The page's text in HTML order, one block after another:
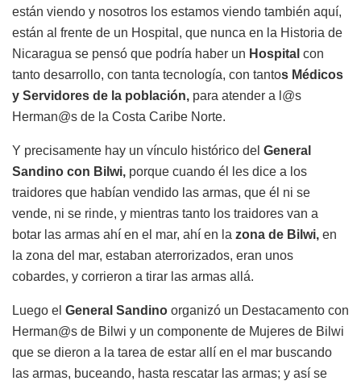
están viendo y nosotros los estamos viendo también aquí,
están al frente de un Hospital, que nunca en la Historia de
Nicaragua se pensó que podría haber un Hospital con
tanto desarrollo, con tanta tecnología, con tantos Médicos
y Servidores de la población, para atender a l@s
Herman@s de la Costa Caribe Norte.
Y precisamente hay un vínculo histórico del General
Sandino con Bilwi, porque cuando él les dice a los
traidores que habían vendido las armas, que él ni se
vende, ni se rinde, y mientras tanto los traidores van a
botar las armas ahí en el mar, ahí en la zona de Bilwi, en
la zona del mar, estaban aterrorizados, eran unos
cobardes, y corrieron a tirar las armas allá.
Luego el General Sandino organizó un Destacamento con
Herman@s de Bilwi y un componente de Mujeres de Bilwi
que se dieron a la tarea de estar allí en el mar buscando
las armas, buceando, hasta rescatar las armas; y así se